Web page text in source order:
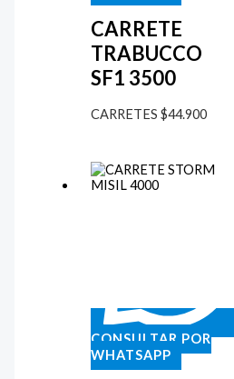
CARRETE
TRABUCCO
SF1 3500
CARRETES $44.900
CONSULTAR POR
WHATSAPP